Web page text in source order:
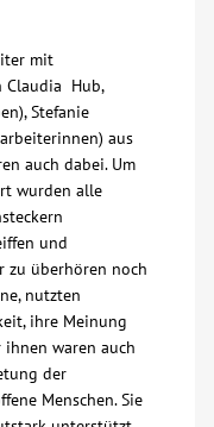
mit
Claudia Hub,
Stefanie
aus
auch dabei. Um
wurden alle
und
zu überhören noch
nutzten
ihre Meinung
ihnen waren auch
der
Menschen. Sie